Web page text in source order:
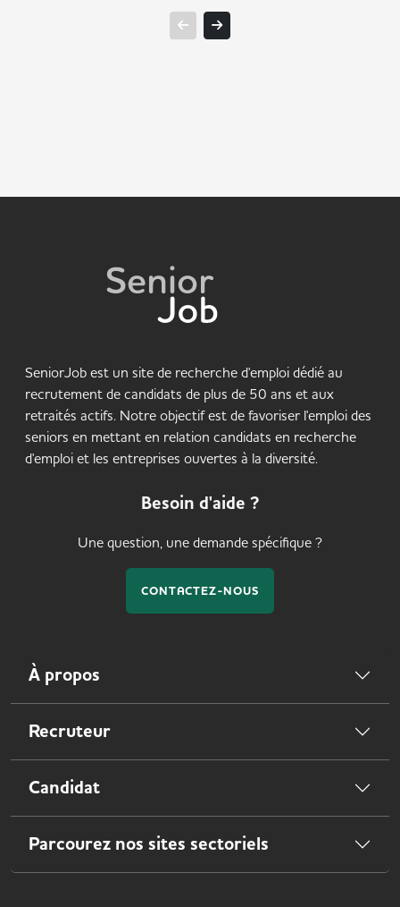
SeniorJob est un site de recherche d'emploi dédié au
recrutement de candidats de plus de 50 ans et aux
retraités actifs. Notre objectif est de favoriser l'emploi des
seniors en mettant en relation candidats en recherche
d'emploi et les entreprises ouvertes à la diversité.
Besoin d'aide ?
Une question, une demande spécifique ?
CONTACTEZ-NOUS
À propos
Recruteur
Candidat
Parcourez nos sites sectoriels